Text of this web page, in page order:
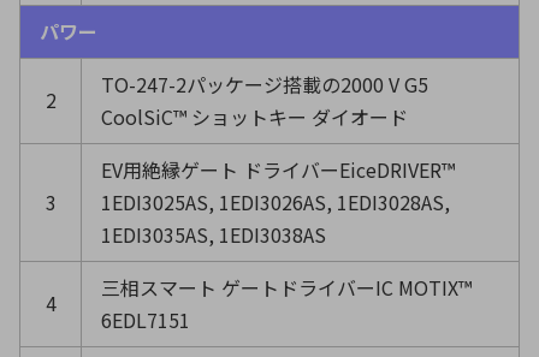
パワー
2
TO-247-2パッケージ搭載の2000 V G5
CoolSiC™ ショットキー ダイオード
3
EV用絶縁ゲート ドライバーEiceDRIVER™
1EDI3025AS, 1EDI3026AS, 1EDI3028AS,
1EDI3035AS, 1EDI3038AS
4
三相スマート ゲートドライバーIC MOTIX™
6EDL7151